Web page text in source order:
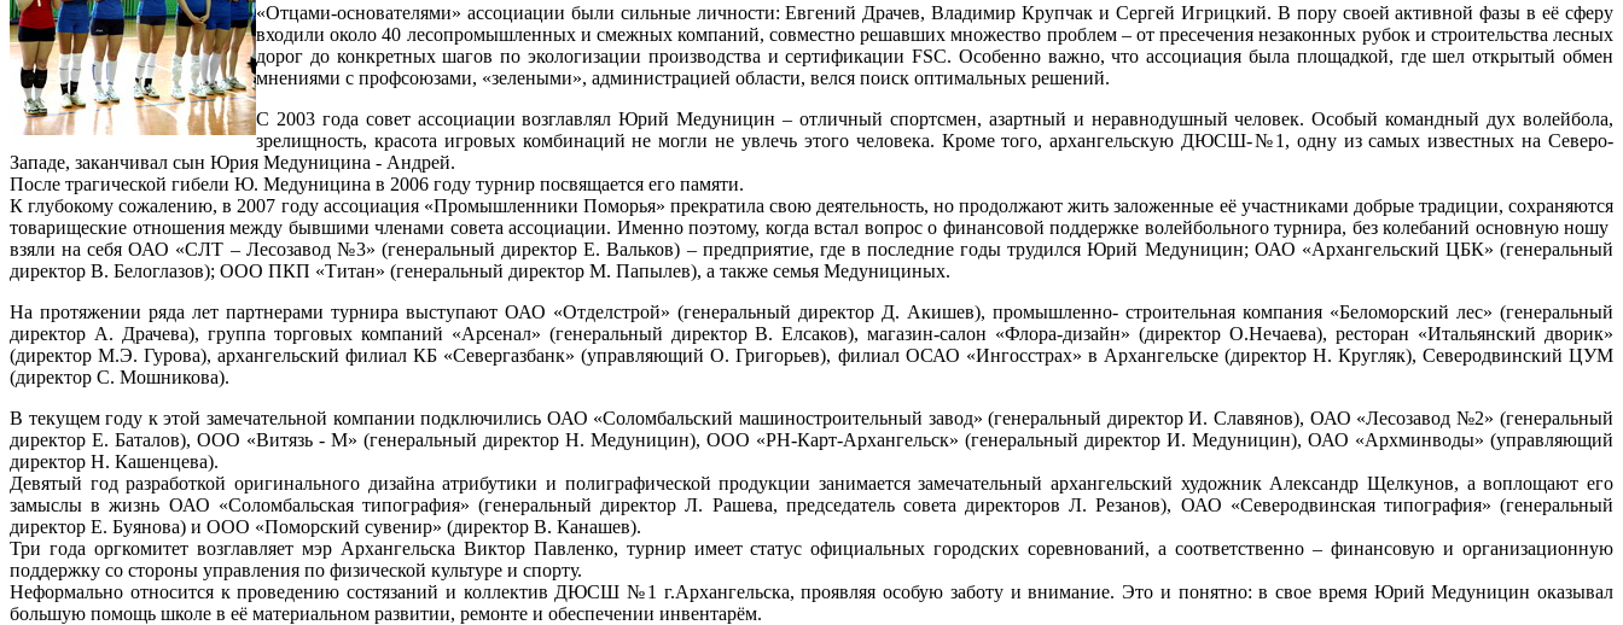
«Отцами-основателями» ассоциации были сильные личности: Евгений Драчев, Владимир Крупчак и Сергей Игрицкий. В пору своей активной фазы в её сферу
входили около 40 лесопромышленных и смежных компаний, совместно решавших множество проблем – от пресечения незаконных рубок и строительства лесных
дорог до конкретных шагов по экологизации производства и сертификации FSC. Особенно важно, что ассоциация была площадкой, где шел открытый обмен
мнениями с профсоюзами, «зелеными», администрацией области, велся поиск оптимальных решений.
С 2003 года совет ассоциации возглавлял Юрий Медуницин – отличный спортсмен, азартный и неравнодушный человек. Особый командный дух волейбола,
зрелищность, красота игровых комбинаций не могли не увлечь этого человека. Кроме того, архангельскую ДЮСШ-№1, одну из самых известных на Северо-
Западе, заканчивал сын Юрия Медуницина - Андрей.
После трагической гибели Ю. Медуницина в 2006 году турнир посвящается его памяти.
К глубокому сожалению, в 2007 году ассоциация «Промышленники Поморья» прекратила свою деятельность, но продолжают жить заложенные её участниками добрые традиции, сохраняются
товарищеские отношения между бывшими членами cовета ассоциации. Именно поэтому, когда встал вопрос о финансовой поддержке волейбольного турнира, без колебаний основную ношу
взяли на себя ОАО «СЛТ – Лесозавод №3» (генеральный директор Е. Вальков) – предприятие, где в последние годы трудился Юрий Медуницин; ОАО «Архангельский ЦБК» (генеральный
директор В. Белоглазов); ООО ПКП «Титан» (генеральный директор М. Папылев), а также семья Медунициных.
На протяжении ряда лет партнерами турнира выступают ОАО «Отделстрой» (генеральный директор Д. Акишев), промышленно- строительная компания «Беломорский лес» (генеральный
директор А. Драчева), группа торговых компаний «Арсенал» (генеральный директор В. Елсаков), магазин-салон «Флора-дизайн» (директор О.Нечаева), ресторан «Итальянский дворик»
(директор М.Э. Гурова), архангельский филиал КБ «Севергазбанк» (управляющий О. Григорьев), филиал ОСАО «Ингосстрах» в Архангельске (директор Н. Кругляк), Северодвинский ЦУМ
(директор С. Мошникова).
В текущем году к этой замечательной компании подключились ОАО «Соломбальский машиностроительный завод» (генеральный директор И. Славянов), ОАО «Лесозавод №2» (генеральный
директор Е. Баталов), ООО «Витязь - М» (генеральный директор Н. Медуницин), ООО «РН-Карт-Архангельск» (генеральный директор И. Медуницин), ОАО «Архминводы» (управляющий
директор Н. Кашенцева).
Девятый год разработкой оригинального дизайна атрибутики и полиграфической продукции занимается замечательный архангельский художник Александр Щелкунов, а воплощают его
замыслы в жизнь ОАО «Соломбальская типография» (генеральный директор Л. Рашева, председатель совета директоров Л. Резанов), ОАО «Северодвинская типография» (генеральный
директор Е. Буянова) и ООО «Поморский сувенир» (директор В. Канашев).
Три года оргкомитет возглавляет мэр Архангельска Виктор Павленко, турнир имеет статус официальных городских соревнований, а соответственно – финансовую и организационную
поддержку со стороны управления по физической культуре и спорту.
Неформально относится к проведению состязаний и коллектив ДЮСШ №1 г.Архангельска, проявляя особую заботу и внимание. Это и понятно: в свое время Юрий Медуницин оказывал
большую помощь школе в её материальном развитии, ремонте и обеспечении инвентарём.